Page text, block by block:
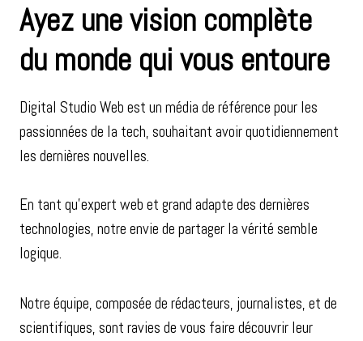
Ayez une vision complète
du monde qui vous entoure
Digital Studio Web est un média de référence pour les
passionnées de la tech, souhaitant avoir quotidiennement
les dernières nouvelles.
En tant qu’expert web et grand adapte des dernières
technologies, notre envie de partager la vérité semble
logique.
Notre équipe, composée de rédacteurs, journalistes, et de
scientifiques, sont ravies de vous faire découvrir leur